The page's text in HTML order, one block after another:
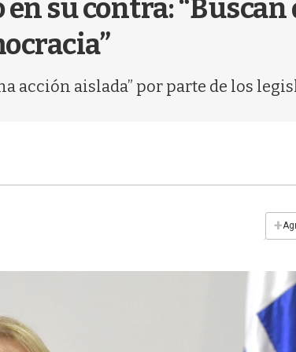
su contra:
acción aislada” por parte de los
+